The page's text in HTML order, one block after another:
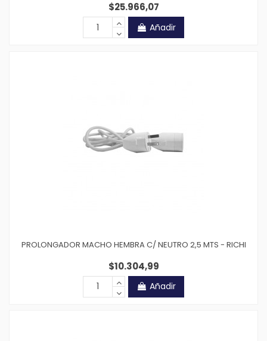
$25.966,07
Añadir
PROLONGADOR MACHO HEMBRA C/ NEUTRO 2,5 MTS - RICHI
$10.304,99
Añadir